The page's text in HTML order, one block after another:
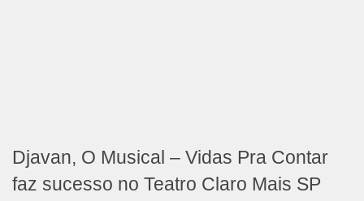
Djavan, O Musical – Vidas Pra Contar
faz sucesso no Teatro Claro Mais SP